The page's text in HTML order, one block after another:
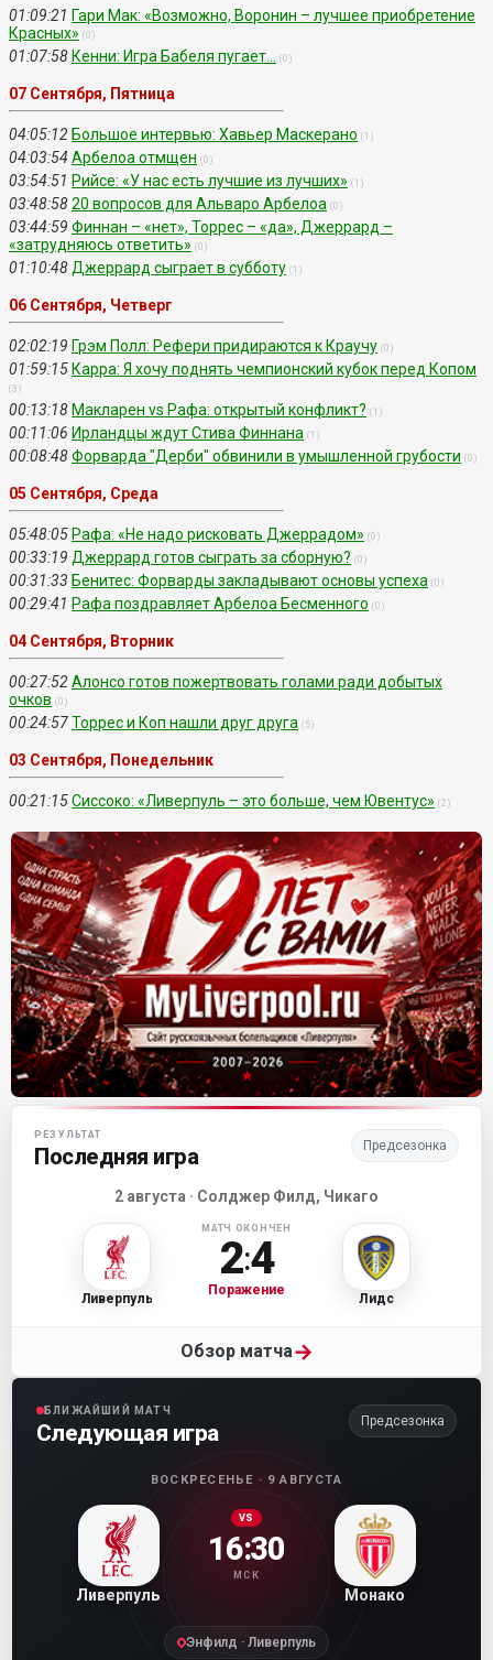
01:09:21 Гари Мак: «Возможно, Воронин – лучшее приобретение
Красных» (0)
01:07:58 Кенни: Игра Бабеля пугает... (0)
07 Сентября, Пятница
04:05:12 Большое интервью: Хавьер Маскерано (1)
04:03:54 Арбелоа отмщен (0)
03:54:51 Рийсе: «У нас есть лучшие из лучших» (1)
03:48:5820 вопросов для Альваро Арбелоа (0)
03:44:59 Финнан – «нет», Торрес – «да», Джеррард –
«затрудняюсь ответить» (0)
01:10:48 Джеррард сыграет в субботу (1)
06 Сентября, Четверг
02:02:19 Грэм Полл: Рефери придираются к Краучу (0)
01:59:15 Карра: Я хочу поднять чемпионский кубок перед Копом
(3)
00:13:18 Макларен vs Рафа: открытый конфликт? (1)
00:11:06 Ирландцы ждут Стива Финнана (1)
00:08:48Форварда "Дерби" обвинили в умышленной грубости (0)
05 Сентября, Среда
05:48:05 Рафа: «Не надо рисковать Джеррадом» (0)
00:33:19 Джеррард готов сыграть за сборную? (0)
00:31:33 Бенитес: Форварды закладывают основы успеха (0)
00:29:41 Рафа поздравляет Арбелоа Бесменного (0)
04 Сентября, Вторник
00:27:52Алонсо готов пожертвовать голами ради добытых
очков (0)
00:24:57Торрес и Коп нашли друг друга (5)
03 Сентября, Понедельник
00:21:15Сиссоко: «Ливерпуль – это больше, чем Ювентус» (2)
Матч-центр «Ливерпуля»
РЕЗУЛЬТАТ
Последняя игра Предсезонка
2 августа · Солджер Филд, Чикаго
Ливерпуль
МАТЧ ОКОНЧЕН
2:4
Поражение
Лидс
Обзор матча→
БЛИЖАЙШИЙ МАТЧ
Следующая игра Предсезонка
ВОСКРЕСЕНЬЕ · 9 АВГУСТА
Ливерпуль
VS
16:30
МСК
Монако
Энфилд · Ливерпуль